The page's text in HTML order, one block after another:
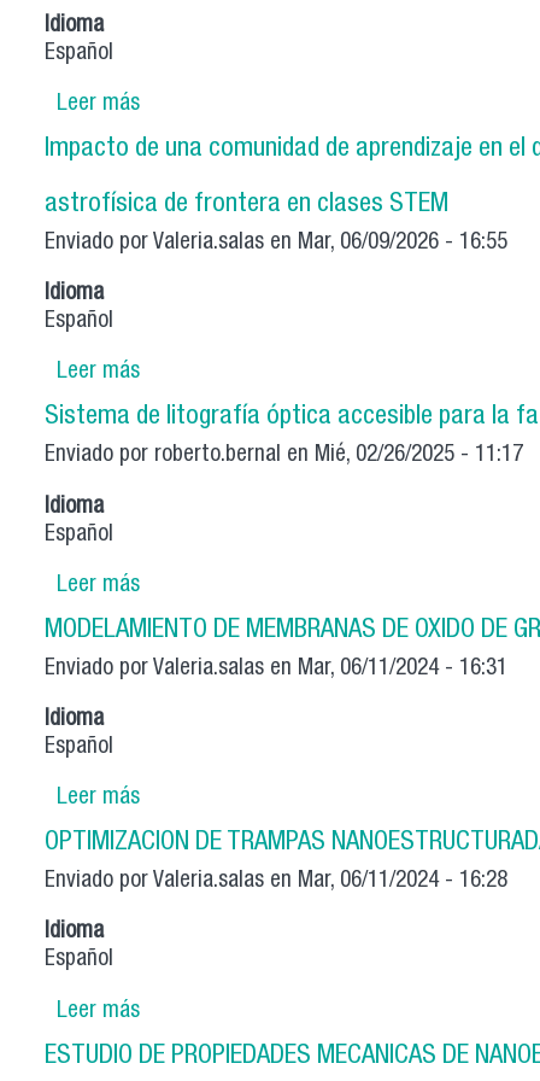
Idioma
Español
Leer mássobre Equipo Pedagógico CIRAS: Cerrando
Impacto de una comunidad de aprendizaje en
astrofísica de frontera en clases STEM
Enviado por Valeria.salas en Mar, 06/09/2026 - 16:55
Idioma
Español
Leer mássobre Impacto de una comunidad de
de frontera en clases STEM
Sistema de litografía óptica accesible para la
Enviado por roberto.bernal en Mié, 02/26/2025 - 11:17
Idioma
Español
Leer mássobre Sistema de litografía óptica
MODELAMIENTO DE MEMBRANAS DE OXIDO DE
Enviado por Valeria.salas en Mar, 06/11/2024 - 16:31
Idioma
Español
Leer mássobre MODELAMIENTO DE MEMBRANAS DE
OPTIMIZACION DE TRAMPAS
Enviado por Valeria.salas en Mar, 06/11/2024 - 16:28
Idioma
Español
Leer mássobre OPTIMIZACION DE TRAMPAS
ESTUDIO DE PROPIEDADES MECANICAS DE